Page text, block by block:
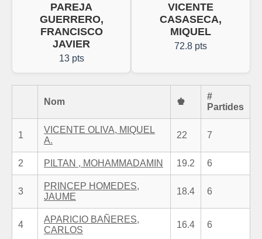
PAREJA
GUERRERO,
FRANCISCO
JAVIER
13 pts
VICENTE
CASASECA,
MIQUEL
72.8 pts
Nom ♚
#
Partides
1
VICENTE OLIVA, MIQUEL
A.
22 7
2 PILTAN , MOHAMMADAMIN 19.2 6
3
PRINCEP HOMEDES,
JAUME
18.4 6
4
APARICIO BAÑERES,
CARLOS
16.4 6